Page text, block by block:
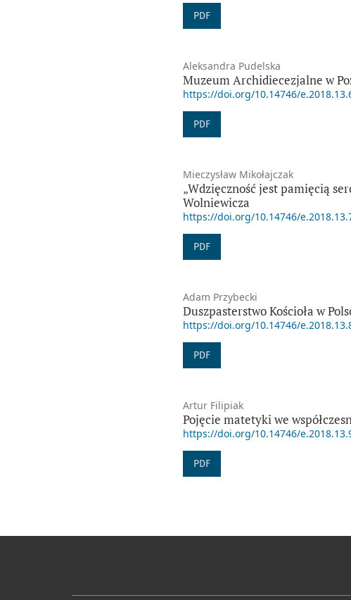
PDF
Aleksandra Pudelska
Muzeum Archidiecezjalne w
https://doi.org/10.14746/
PDF
Mieczysław Mikołajczak
„Wdzięczność jest pamięcią
Wolniewicza
https://doi.org/10.14746/
PDF
Adam Przybecki
Duszpasterstwo Kościoła w
https://doi.org/10.14746/
PDF
Artur Filipiak
Pojęcie matetyki we
https://doi.org/10.14746/
PDF